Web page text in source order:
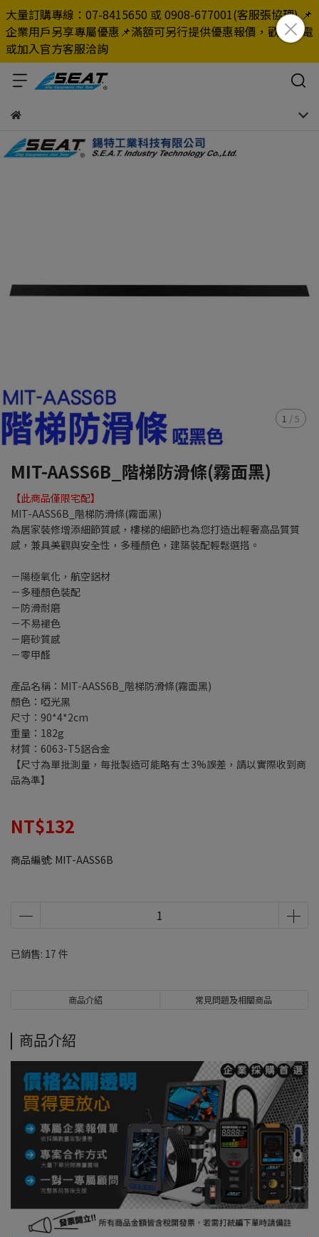
大量訂購專線：07-8415650 或 0908-677001(客服張協理) 📌
企業用戶另享專屬優惠📌滿額可另行提供優惠報價，歡迎來電
或加入官方客服洽詢
1 /5
MIT-AASS6B_階梯防滑條(霧面黑)
【此商品僅限宅配】
MIT-AASS6B_階梯防滑條(霧面黑)
為居家裝修增添細節質感，樓梯的細節也為您打造出輕奢高品質質
感，兼具美觀與安全性，多種顏色，建築裝配輕鬆選搭。
－陽極氧化，航空鋁材
－多種顏色裝配
－防滑耐磨
－不易褪色
－磨砂質感
－零甲醛
產品名稱：MIT-AASS6B_階梯防滑條(霧面黑)
顏色：啞光黑
尺寸：90*4*2cm
重量：182g
材質：6063-T5鋁合金
【尺寸為單批測量，每批製造可能略有±3%誤差，請以實際收到商
品為準】
NT$132
商品編號: MIT-AASS6B
已銷售: 17 件
商品介紹 常見問題及相關商品
商品介紹